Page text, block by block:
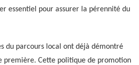
essentiel pour assurer la pérennité du
du parcours local ont déjà démontré
première. Cette politique de promotion